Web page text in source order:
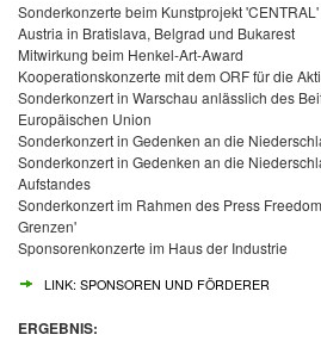
Sonderkonzerte beim Kunstprojekt'CENTRAL'
Austria in Bratislava, Belgrad und Bukarest
Mitwirkung beim Henkel-Art-Award
Kooperationskonzerte mit dem ORF für die
Sonderkonzert in Warschau anlässlich des
Europäischen Union
Sonderkonzert in Gedenken an die
Sonderkonzert in Gedenken an die
Aufstandes
Sonderkonzert im Rahmen des Press
Grenzen'
Sponsorenkonzerte im Haus der Industrie
LINK: SPONSOREN UND FÖRDERER
ERGEBNIS: